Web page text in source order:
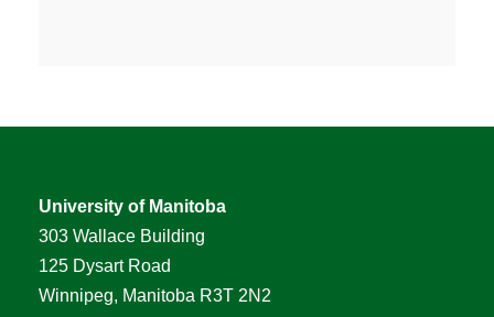
University of Manitoba
303 Wallace Building
125 Dysart Road
Winnipeg, Manitoba R3T 2N2